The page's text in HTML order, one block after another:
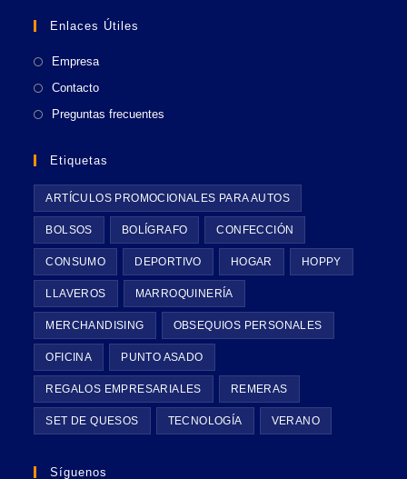
Enlaces Útiles
Empresa
Contacto
Preguntas frecuentes
Etiquetas
ARTÍCULOS PROMOCIONALES PARA AUTOS
BOLSOS BOLÍGRAFO CONFECCIÓN
CONSUMO DEPORTIVO HOGAR HOPPY
LLAVEROS MARROQUINERÍA
MERCHANDISING OBSEQUIOS PERSONALES
OFICINA PUNTO ASADO
REGALOS EMPRESARIALES REMERAS
SET DE QUESOS TECNOLOGÍA VERANO
Síguenos